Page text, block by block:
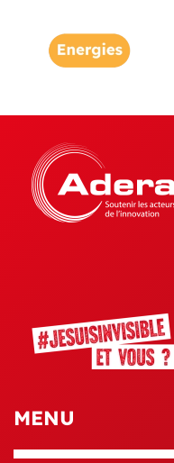
MENU